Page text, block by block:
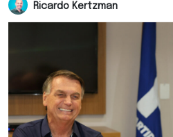
Ricardo Kertzman